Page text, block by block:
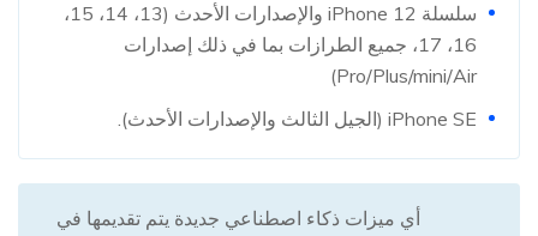
سلسلة iPhone 12 والإصدارات الأحدث (13، 14، 15،
16، 17، جميع الطرازات بما في ذلك إصدارات
Pro/Plus/mini/Air)
iPhone SE (الجيل الثالث والإصدارات الأحدث).
أي ميزات ذكاء اصطناعي جديدة يتم تقديمها في